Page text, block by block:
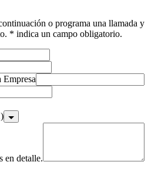
o programa una llamada y
* indica un campo obligatorio.
en detalle.